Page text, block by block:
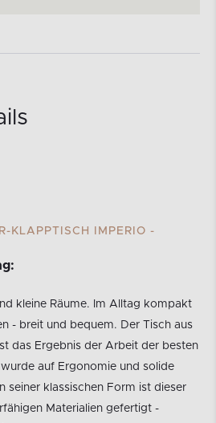
KLAPPTISCH IMPERIO - F
kleine Räume. Im Alltag kompakt
- breit und bequem. Der Tisch aus
das Ergebnis der Arbeit der besten
auf Ergonomie und solide
seiner klassischen Form ist dieser
Materialien gefertigt -